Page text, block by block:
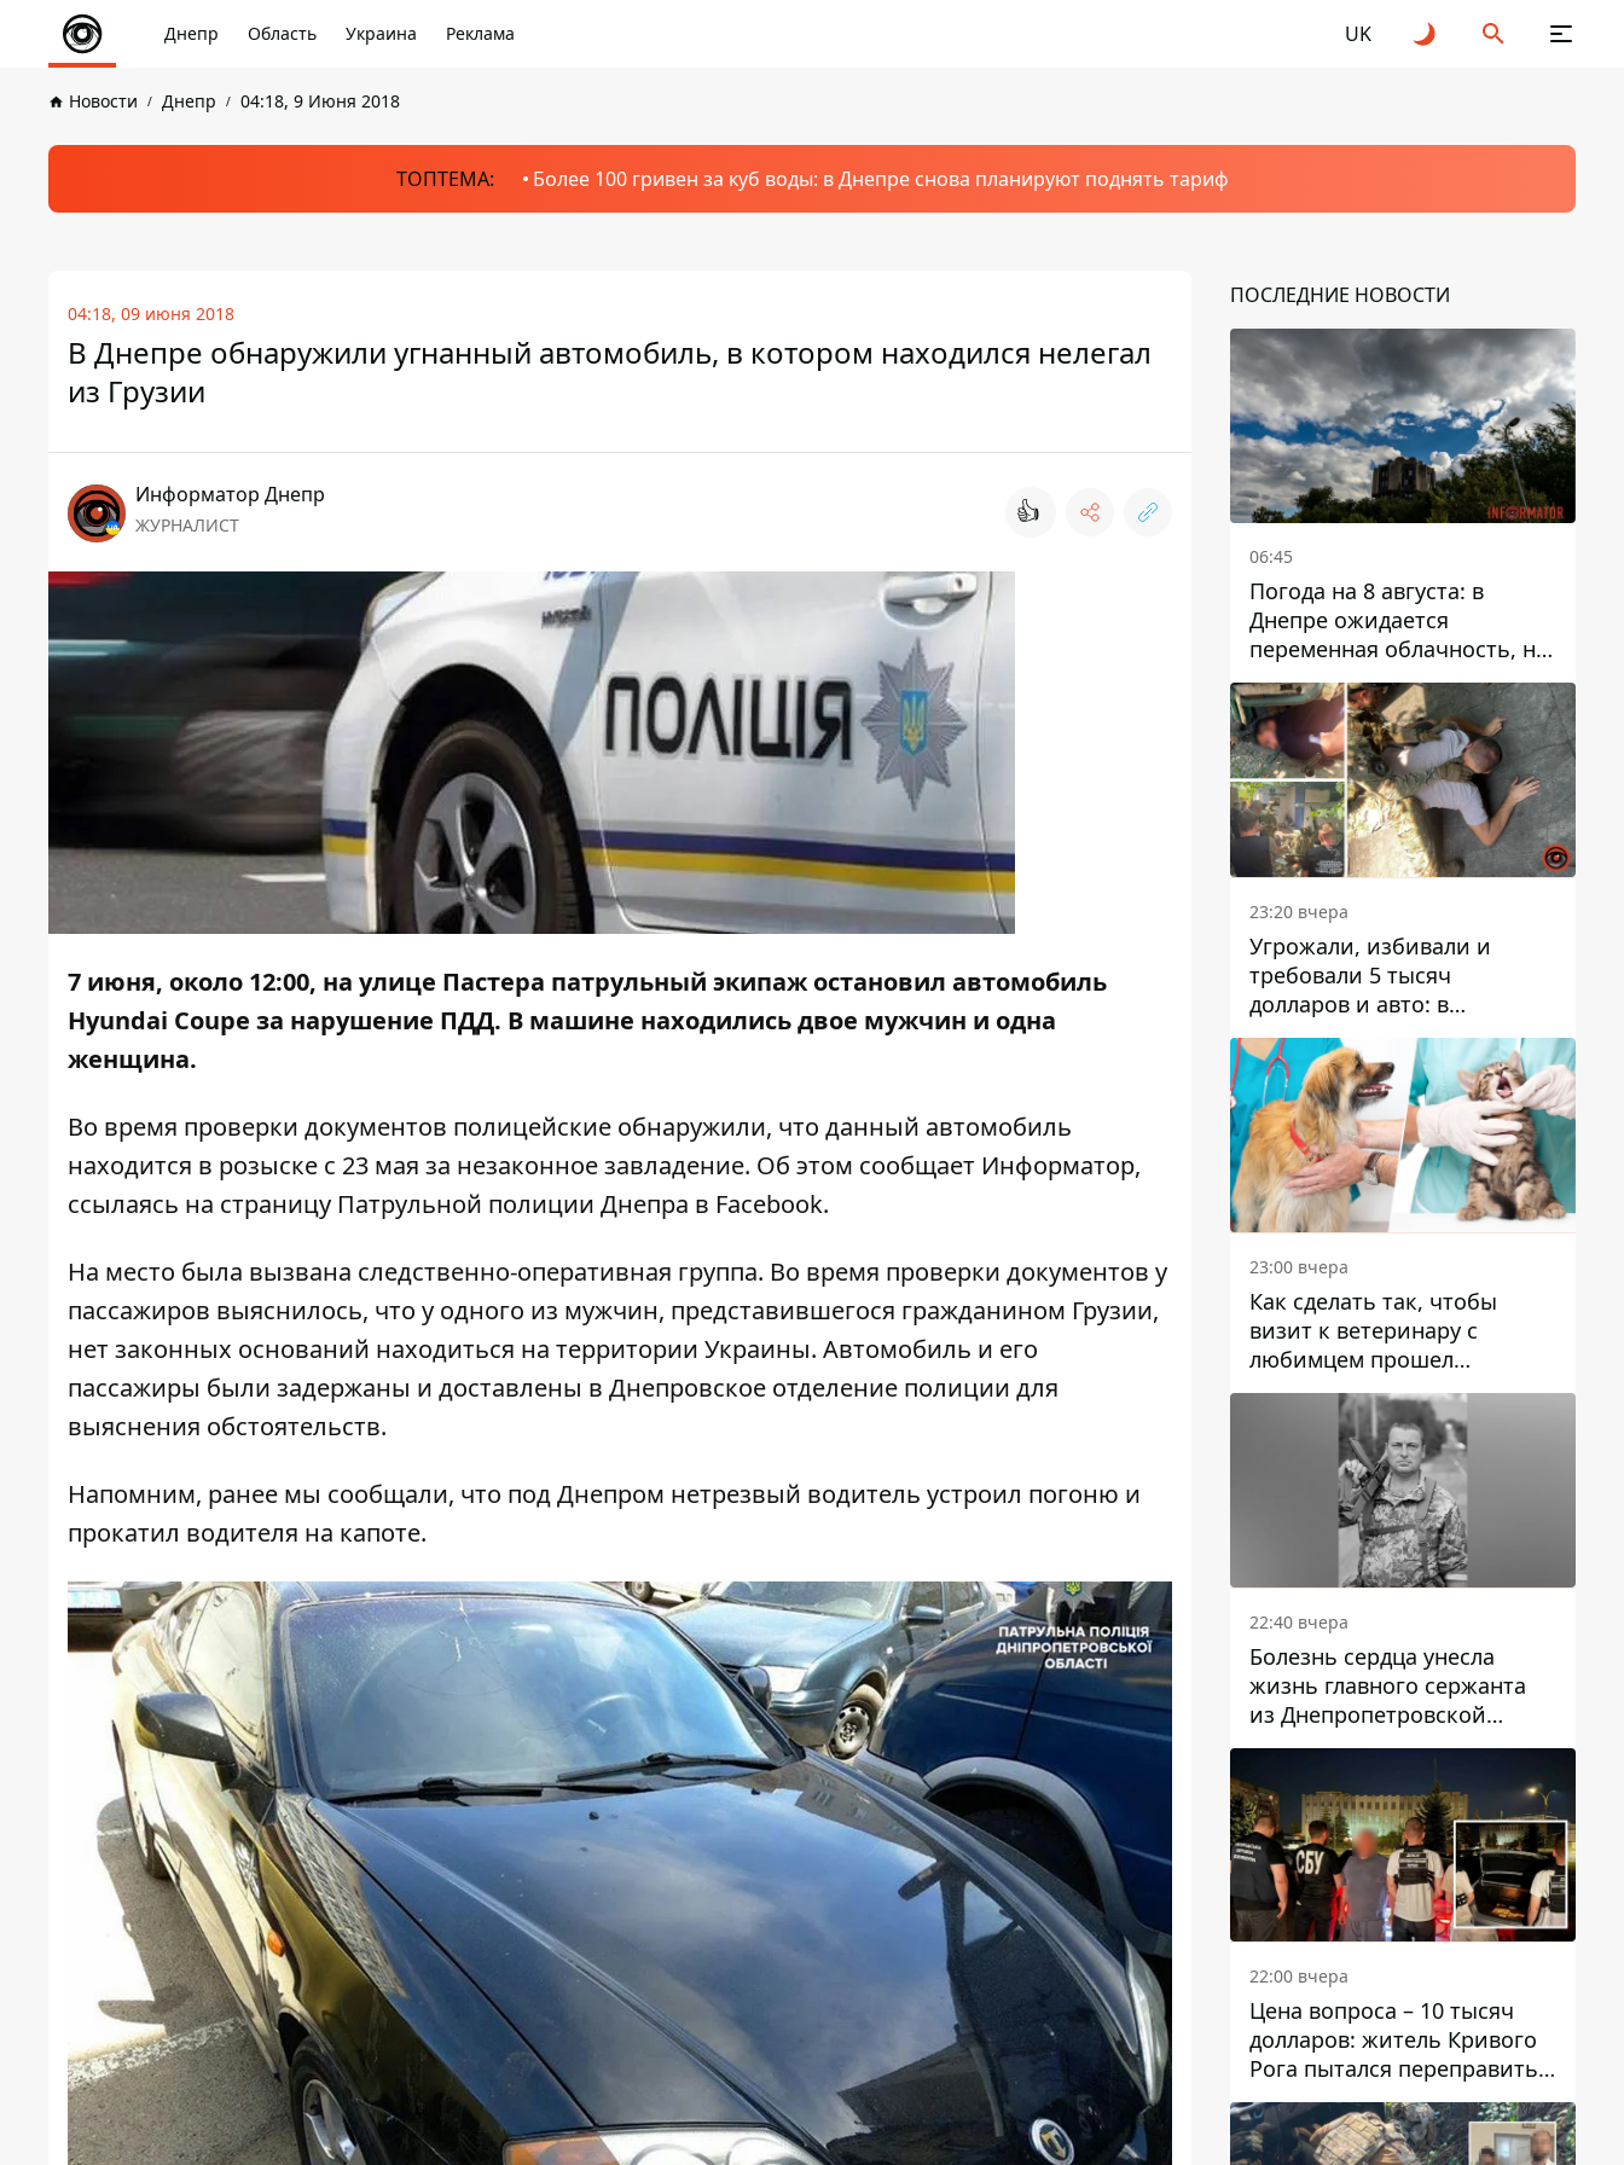
Днепр Область Украина Реклама UK
Новости Днепр 04:18, 9 Июня 2018
ТОПТЕМА: Более 100 гривен за куб воды: в Днепре снова планируют поднять тариф
04:18, 09 июня 2018
В Днепре обнаружили угнанный автомобиль, в котором находился нелегал
из Грузии
Информатор Днепр
ЖУРНАЛИСТ 👍
7 июня, около 12:00, на улице Пастера патрульный экипаж остановил автомобиль
Hyundai Coupe за нарушение ПДД. В машине находились двое мужчин и одна
женщина.
Во время проверки документов полицейские обнаружили, что данный автомобиль
находится в розыске с 23 мая за незаконное завладение. Об этом сообщает Информатор,
ссылаясь на страницу Патрульной полиции Днепра в Facebook.
На место была вызвана следственно-оперативная группа. Во время проверки документов у
пассажиров выяснилось, что у одного из мужчин, представившегося гражданином Грузии,
нет законных оснований находиться на территории Украины. Автомобиль и его
пассажиры были задержаны и доставлены в Днепровское отделение полиции для
выяснения обстоятельств.
Напомним, ранее мы сообщали, что под Днепром нетрезвый водитель устроил погоню и
прокатил водителя на капоте.
ПОСЛЕДНИЕ НОВОСТИ
06:45
Погода на 8 августа: в
Днепре ожидается
переменная облачность, но
может пойти дождь
23:20 вчера
Угрожали, избивали и
требовали 5 тысяч
долларов и авто: в
Павлограде задержали двух
мужчин
23:00 вчера
Как сделать так, чтобы
визит к ветеринару с
любимцем прошел
спокойно: простые советы
22:40 вчера
Болезнь сердца унесла
жизнь главного сержанта
из Днепропетровской
области Юрия Свистуна
22:00 вчера
Цена вопроса – 10 тысяч
долларов: житель Кривого
Рога пытался переправить
мужчину в Словакию